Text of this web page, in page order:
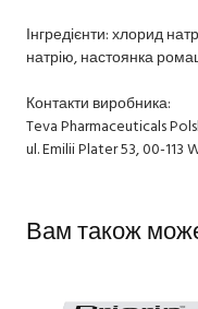
Інгредієнти: хлорид
натрію, настоянка
Контакти виробника:
Teva Pharmaceuticals
ul. Emilii Plater 53, 00-113
Вам також